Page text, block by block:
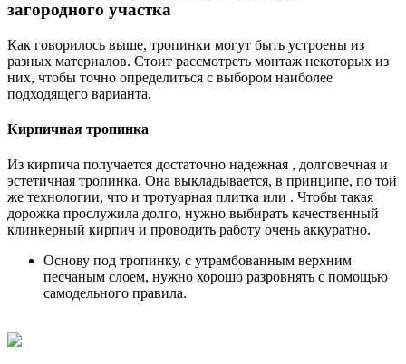
загородного участка
Как говорилось выше, тропинки могут быть устроены из
разных материалов. Стоит рассмотреть монтаж некоторых из
них, чтобы точно определиться с выбором наиболее
подходящего варианта.
Кирпичная тропинка
Из кирпича получается достаточно надежная , долговечная и
эстетичная тропинка. Она выкладывается, в принципе, по той
же технологии, что и тротуарная плитка или . Чтобы такая
дорожка прослужила долго, нужно выбирать качественный
клинкерный кирпич и проводить работу очень аккуратно.
Основу под тропинку, с утрамбованным верхним
песчаным слоем, нужно хорошо разровнять с помощью
самодельного правила.